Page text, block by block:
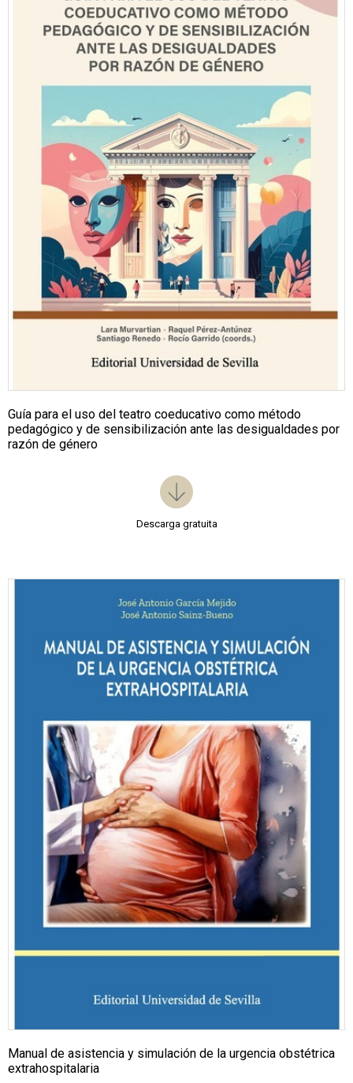
Guía para el uso del teatro coeducativo como método
pedagógico y de sensibilización ante las desigualdades por
razón de género
Descarga gratuita
Manual de asistencia y simulación de la urgencia obstétrica
extrahospitalaria